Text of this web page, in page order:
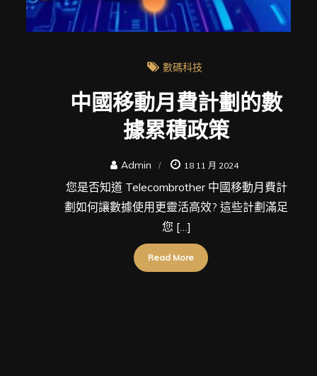
數碼科技
中國移動月費計劃的數
據累積政策
Admin 18 11 月 2024
您是否知道 Telecombrother 中國移動月費計
劃如何讓數據使用更靈活高效? 這些計劃滿足
您 […]
Read More